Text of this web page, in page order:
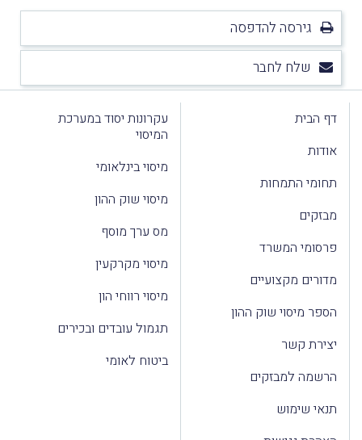
גירסה להדפסה
שלח לחבר
דף הבית
אודות
תחומי התמחות
מבזקים
פרסומי המשרד
מדורים מקצועיים
הספר מיסוי שוק ההון
יצירת קשר
הרשמה למבזקים
תנאי שימוש
עקרונות יסוד במערכת
המיסוי
מיסוי בינלאומי
מיסוי שוק ההון
מס ערך מוסף
מיסוי מקרקעין
מיסוי רווחי הון
תגמול עובדים ובכירים
ביטוח לאומי